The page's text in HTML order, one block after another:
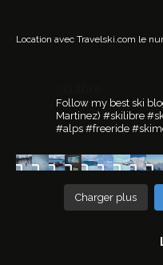
Location avec Travelski.com le
Follow my best ski
Martinez) #skilibre
#alps #freeride
Charger plus